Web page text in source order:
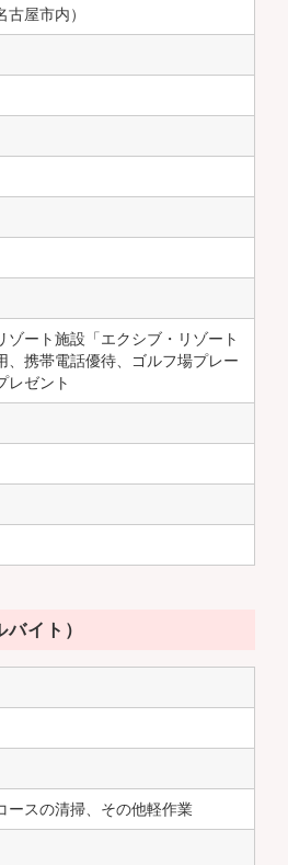
屋市内）
ゾート施設「エクシブ・リゾート
、携帯電話優待、ゴルフ場プレー
レゼント
イト）
ースの清掃、その他軽作業